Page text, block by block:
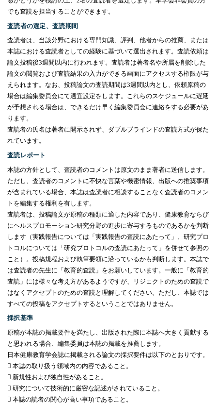
でも査読を担当することができます。
査読者の選定、査読期間
査読者は、当該分野における専門知識、評判、他者からの推薦、または
本誌における査読者としての経験に基づいて選出されます。査読依頼は
論文投稿後3週間以内に行われます。査読者は著者名や所属を削除した
論文の閲覧および査読結果の入力ができる画面にアクセスする権限が与
えられます。なお、投稿論文の査読期間は3週間以内とし、依頼原稿の
場合は編集委員会にて適宜設定をします。これらのスケジュールに遅延
が予想される場合は、できるだけ早く編集委員会に連絡をする必要があ
ります。
査読者の氏名は著者に開示されず、ダブルブラインドの査読方式が保た
れています。
査読レポート
本誌の方針として、査読者のコメントは原文のまま著者に送信します。
ただし、査読者のコメントに不快な言葉や機密情報、出版への推奨事項
が含まれている場合、本誌は査読者に相談することなく査読者のコメン
トを編集する権利を有します。
査読者は、投稿論文が原稿の種類に適した内容であり、健康教育ならび
にヘルスプロモーション研究分野の進歩に寄与するものであるかを判断
します（実践報告については「実践報告の査読にあたって」、研究プロ
トコルについては「研究プロトコルの査読にあたって」を併せて参照の
こと）。投稿規程および執筆要領に沿っているかも判断します。本誌で
は査読者の先生に「教育的査読」をお願いしています。一般に「教育的
査読」には様々な考え方があるようですが、リジェクトのための査読で
はなくアクセプトのための査読と理解してください。ただし、本誌では
すべての投稿をアクセプトするということではありません。
採択基準
原稿が本誌の掲載要件を満たし、出版された際に本誌へ大きく貢献する
と思われる場合、編集委員は本誌の掲載を推薦します。
日本健康教育学会誌に掲載される論文の採択要件は以下のとおりです。
 本誌の取り扱う領域内の内容であること。
 新規性および独自性があること。
 研究について技術的に厳密な記述がされていること。
 本誌の読者の関心が高い事項であること。